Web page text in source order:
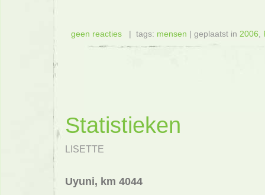
geen reacties| tags: mensen | geplaatst in 2006,
Statistieken
LISETTE
Uyuni, km 4044